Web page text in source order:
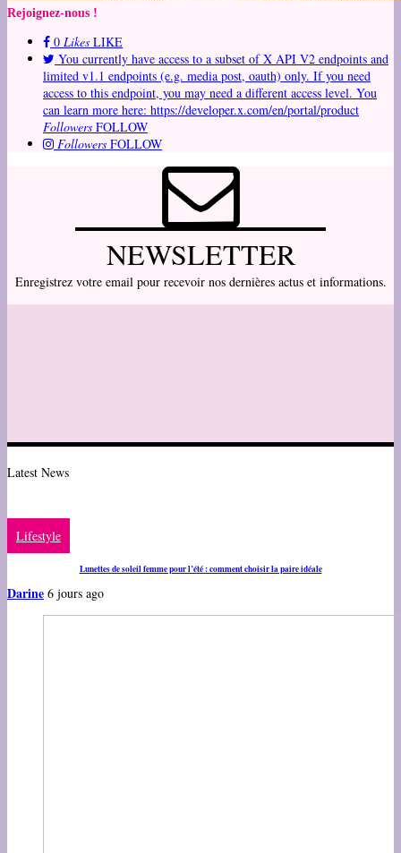
Rejoignez-nous !
0 Likes LIKE
You currently have access to a subset of X API V2 endpoints and
limited v1.1 endpoints (e.g. media post, oauth) only. If you need
access to this endpoint, you may need a different access level. You
can learn more here: https://developer.x.com/en/portal/product
Followers FOLLOW
Followers FOLLOW
NEWSLETTER
Enregistrez votre email pour recevoir nos dernières actus et informations.
Latest News
Lifestyle
Lunettes de soleil femme pour l’été : comment choisir la paire idéale
Darine 6 jours ago